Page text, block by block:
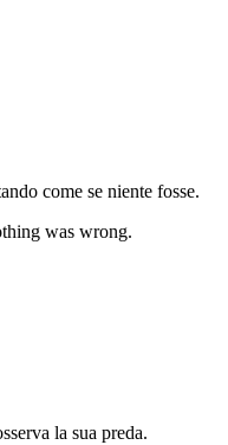
come se niente fosse.
was wrong.
la sua preda.